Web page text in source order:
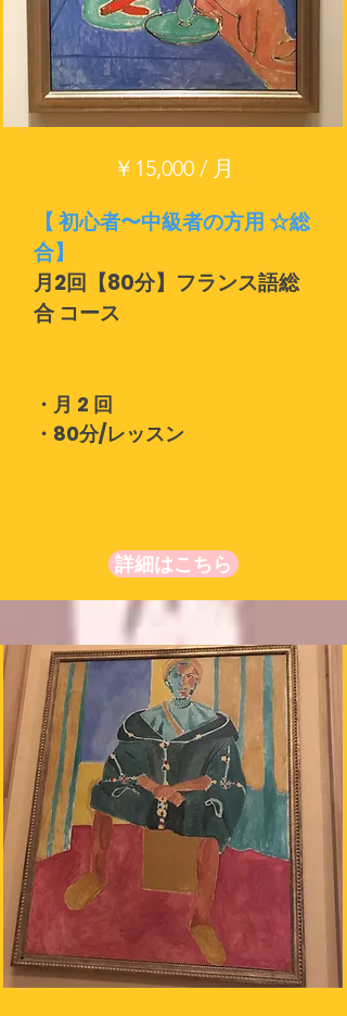
￥15,000 / 月
【 初心者〜中級者の方用 ☆総
合】
月2回【80分】フランス語総
合 コース
・月 2 回
・80分/レッスン
詳細はこちら